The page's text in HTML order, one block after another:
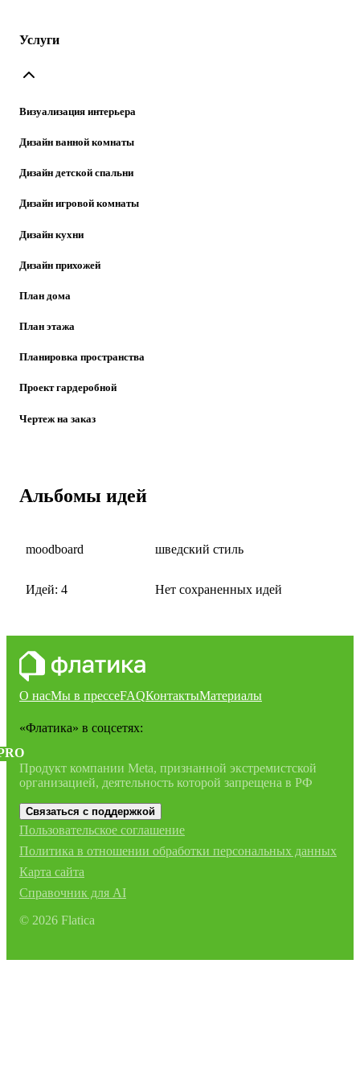
Услуги
Визуализация интерьера
Дизайн ванной комнаты
Дизайн детской спальни
Дизайн игровой комнаты
Дизайн кухни
Дизайн прихожей
План дома
План этажа
Планировка пространства
Проект гардеробной
Чертеж на заказ
Альбомы идей
moodboard
Идей: 4
шведский стиль
Нет сохраненных идей
О насМы в прессеFAQКонтактыМатериалы
«Флатика» в соцсетях:
Продукт компании Meta, признанной экстремистской
организацией, деятельность которой запрещена в РФ
Связаться с поддержкой
Пользовательское соглашение
Политика в отношении обработки персональных данных
Карта сайта
Справочник для AI
© 2026 Flatica